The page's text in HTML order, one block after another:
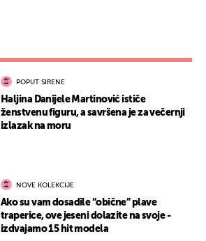
POPUT SIRENE
Haljina Danijele Martinović ističe
ženstvenu figuru, a savršena je za večernji
izlazak na moru
NOVE KOLEKCIJE
Ako su vam dosadile “obične” plave
traperice, ove jeseni dolazite na svoje -
izdvajamo 15 hit modela